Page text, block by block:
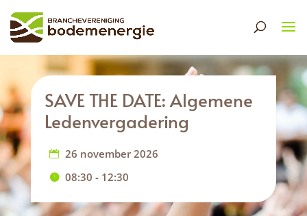
SAVE THE DATE: Algemene
Ledenvergadering
26 november 2026
08:30 - 12:30